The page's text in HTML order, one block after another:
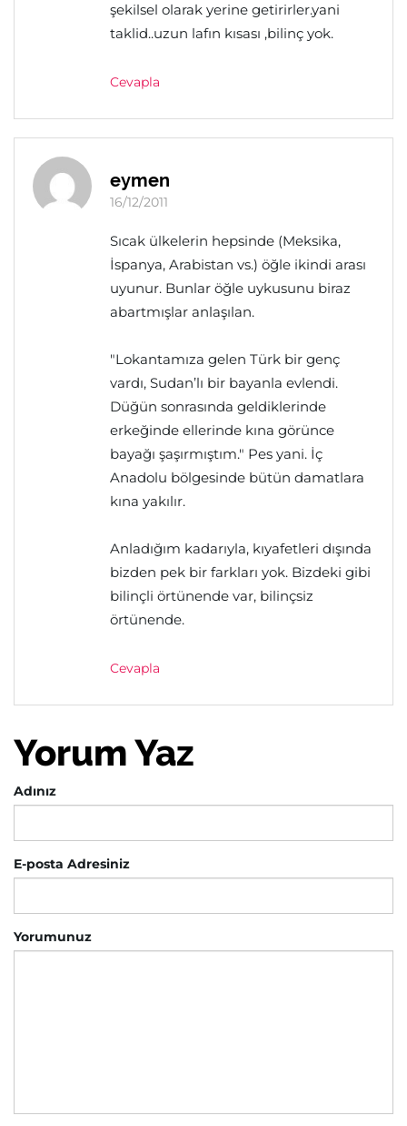
şekilsel olarak yerine getirirler.yani
taklid..uzun lafın kısası ,bilinç yok.
Cevapla
eymen
16/12/2011
Sıcak ülkelerin hepsinde (Meksika,
İspanya, Arabistan vs.) öğle ikindi arası
uyunur. Bunlar öğle uykusunu biraz
abartmışlar anlaşılan.
"Lokantamıza gelen Türk bir genç
vardı, Sudan’lı bir bayanla evlendi.
Düğün sonrasında geldiklerinde
erkeğinde ellerinde kına görünce
bayağı şaşırmıştım." Pes yani. İç
Anadolu bölgesinde bütün damatlara
kına yakılır.
Anladığım kadarıyla, kıyafetleri dışında
bizden pek bir farkları yok. Bizdeki gibi
bilinçli örtünende var, bilinçsiz
örtünende.
Cevapla
Yorum Yaz
Adınız
E-posta Adresiniz
Yorumunuz